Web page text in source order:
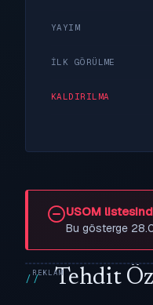
YAYIM
İLK GÖRÜLME
KALDIRILMA
USOM
Bu gösterge
Tehdit